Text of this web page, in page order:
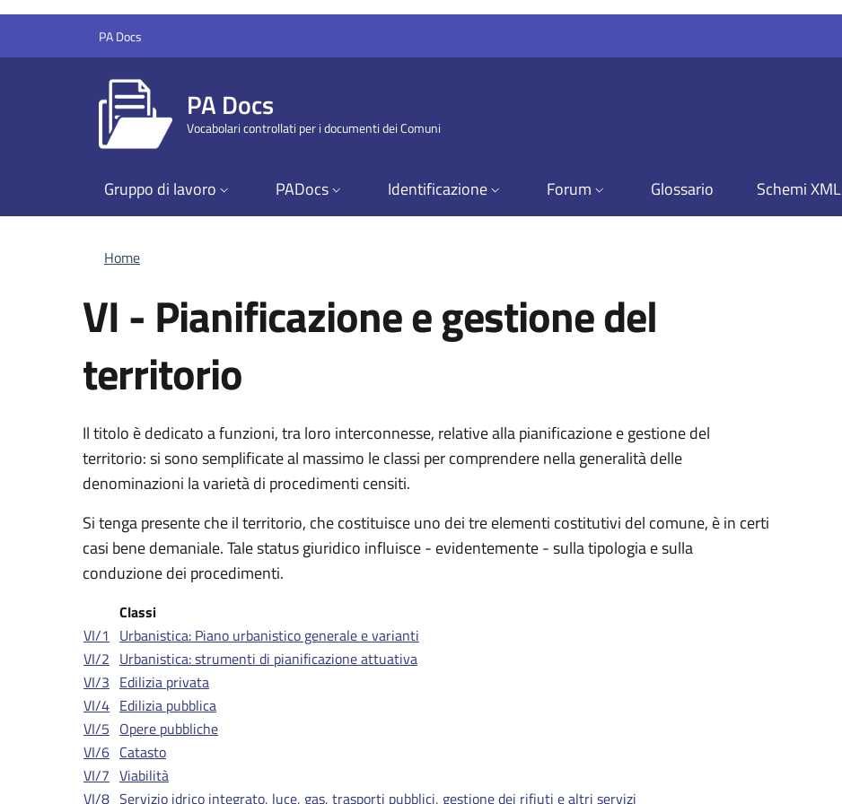
PA Docs
PA Docs
Vocabolari controllati per i documenti dei Comuni
Gruppo di lavoro PADocs Identificazione Forum Glossario Schemi XML
Briciole di pane
Home
VI- Pianificazione e gestione del
territorio
Il titolo è dedicato a funzioni, tra loro interconnesse, relative alla pianificazione e gestione del
territorio: si sono semplificate al massimo le classi per comprendere nella generalità delle
denominazioni la varietà di procedimenti censiti.
Si tenga presente che il territorio, che costituisce uno dei tre elementi costitutivi del comune, è in certi
casi bene demaniale. Tale status giuridico influisce - evidentemente - sulla tipologia e sulla
conduzione dei procedimenti.
Classi
VI/1 Urbanistica: Piano urbanistico generale e varianti
VI/2 Urbanistica: strumenti di pianificazione attuativa
VI/3 Edilizia privata
VI/4 Edilizia pubblica
VI/5 Opere pubbliche
VI/6 Catasto
VI/7 Viabilità
VI/8 Servizio idrico integrato, luce, gas, trasporti pubblici, gestione dei rifiuti e altri servizi